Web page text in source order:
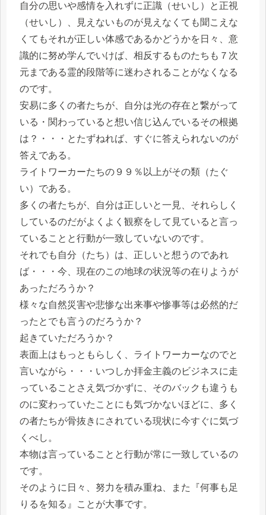
自分の思いや感情を入れずに正識（せいし）と正視
（せいし）、見えないものが見えなくても聞こえな
くてもそれが正しい体感であるかどうかを日々、意
識的に努め学んでいけば、相反するものたちも７次
元まである霊的段階等に迷わされることがなくなる
のです。
安易に多くの者たちが、自分は光の存在と繋がって
いる・関わっていると想い信じ込んでいるその根拠
は？・・・とたずねれば、すぐに答えられないのが
答えである。
ライトワーカーたちの９９％以上がその類（たぐ
い）である。
多くの者たちが、自分は正しいと一見、それらしく
しているのだがよくよく観察をして見ていると言っ
ていることと行動が一致していないのです。
それでも自分（たち）は、正しいと想うのであれ
ば・・・今、現在のこの地球の状況等の在りようが
あっただろうか？
様々な自然災害や悲惨な出来事や惨事等は必然的だ
ったとでも言うのだろうか？
起きていただろうか？
表面上はもっともらしく、ライトワーカーなのでと
言いながら・・・いつしか拝金主義のビジネスに走
っていることさえ気づかずに、そのバックも違うも
のに変わっていたことにも気づかないほどに、多く
の者たちが骨抜きにされている現状に今すぐに気づ
くべし。
本物は言っていることと行動が常に一致しているの
です。
そのように日々、努力を積み重ね、また『何事も足
りるを知る』ことが大事です。